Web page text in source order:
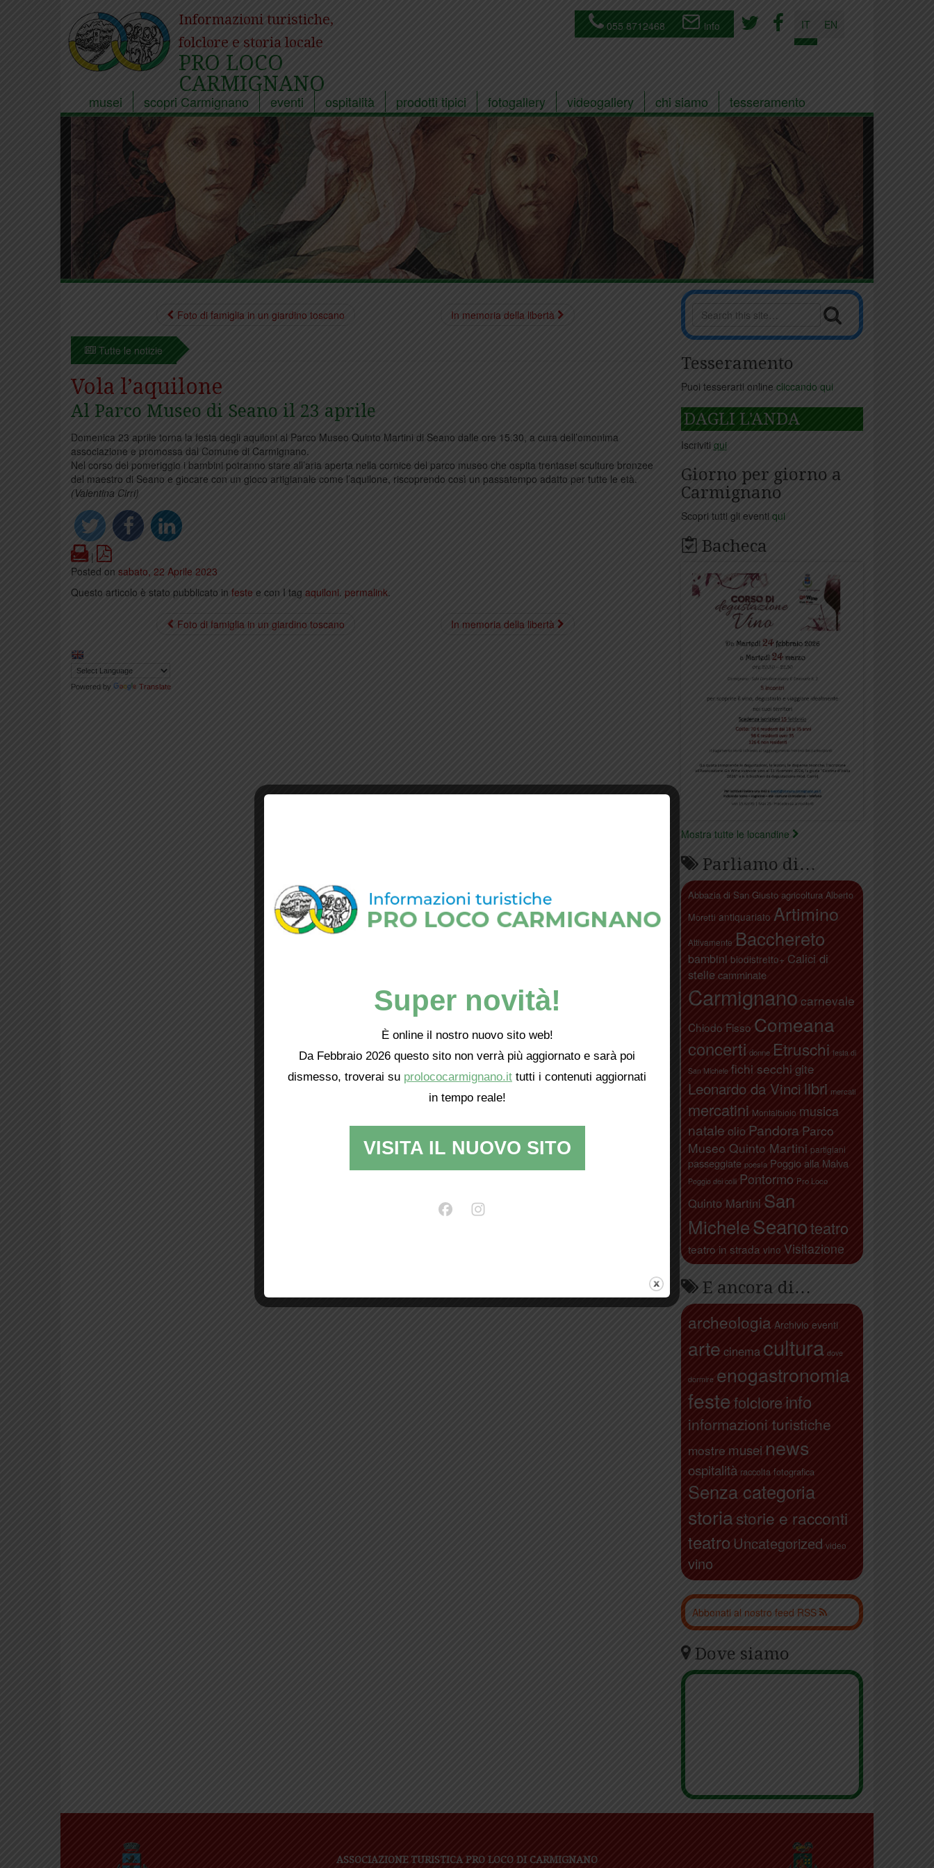
Informazioni turistiche,
folclore e storia locale
PRO LOCO
CARMIGNANO
055 8712468 info IT EN
musei scopri Carmignano eventi ospitalità prodotti tipici fotogallery videogallery chi siamo tesseramento
Foto di famiglia in un giardino toscano In memoria della libertà
Tutte le notizie
Vola l’aquilone
Al Parco Museo di Seano il 23 aprile
Domenica 23 aprile torna la festa degli aquiloni al Parco Museo Quinto Martini di Seano dalle ore 15.30, a cura dell’omonima
associazione e promossa dal Comune di Carmignano.
Nel corso del pomeriggio i bambini potranno stare all’aria aperta nella cornice del parco museo che ospita trentasei sculture bronzee
del maestro di Seano e giocare con un gioco artigianale come l’aquilone, riscoprendo così un passatempo adatto per tutte le età.
(Valentina Cirri)
Print
|
Posted on sabato, 22 Aprile 2023
Questo articolo è stato pubblicato in feste e con I tag aquiloni. permalink.
Foto di famiglia in un giardino toscano In memoria della libertà
Powered by Translate
Tesseramento
Puoi tesserarti online cliccando qui
DAGLI L'ANDA
Iscriviti qui
Giorno per giorno a
Carmignano
Scopri tutti gli eventi qui
Bacheca
Mostra tutte le locandine
Parliamo di…
Abbazia di San Giusto agricoltura Alberto
Moretti antiquariato Artimino
Attivamente Bacchereto
bambini biodistretto+ Calici di
stelle camminate
Carmignano carnevale
Chiodo Fisso Comeana
concerti donne Etruschi festa di
San Michele fichi secchi gite
Leonardo da Vinci libri mercati
mercatini Montalbiolo musica
natale olio Pandora Parco
Museo Quinto Martini partigiani
passeggiate poesia Poggio alla Malva
Poggio dei colli Pontormo Pro Loco
Quinto Martini San
MicheleSeanoteatro
teatro in strada vino Visitazione
E ancora di…
archeologia Archivio eventi
arte cinema cultura dove
dormire enogastronomia
festefolcloreinfo
informazioni turistiche
mostre musei news
ospitalità raccolta fotografica
Senza categoria
storiastorie e racconti
teatro Uncategorized video
vino
Abbonati al nostro feed RSS
Dove siamo
ASSOCIAZIONE TURISTICA PRO LOCO DI CARMIGNANO
Super novità!
È online il nostro nuovo sito web!
Da Febbraio 2026 questo sito non verrà più aggiornato e sarà poi
dismesso, troverai su prolococarmignano.it tutti i contenuti aggiornati
in tempo reale!
VISITA IL NUOVO SITO